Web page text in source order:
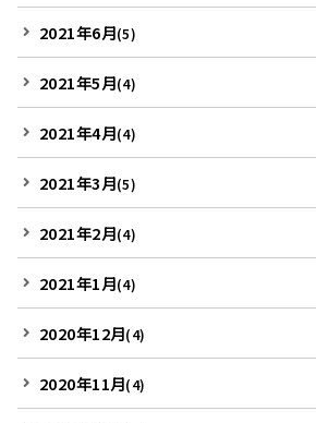
2021年6月(5)
2021年5月(4)
2021年4月(4)
2021年3月(5)
2021年2月(4)
2021年1月(4)
2020年12月(4)
2020年11月(4)